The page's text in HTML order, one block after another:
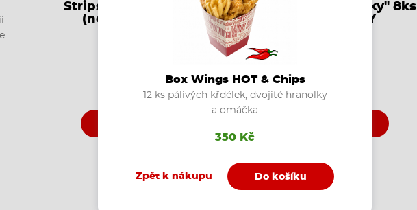
Stripsy " Kentucky "
(nepálivé) 8ks
179 Kč
Stripsy "Kentucky" 8ks
HOT SPICY
179 Kč
Box Wings HOT & Chips
12 ks pálivých křdélek, dvojité hranolky
a omáčka
350 Kč
Zpět k nákupu Do košíku